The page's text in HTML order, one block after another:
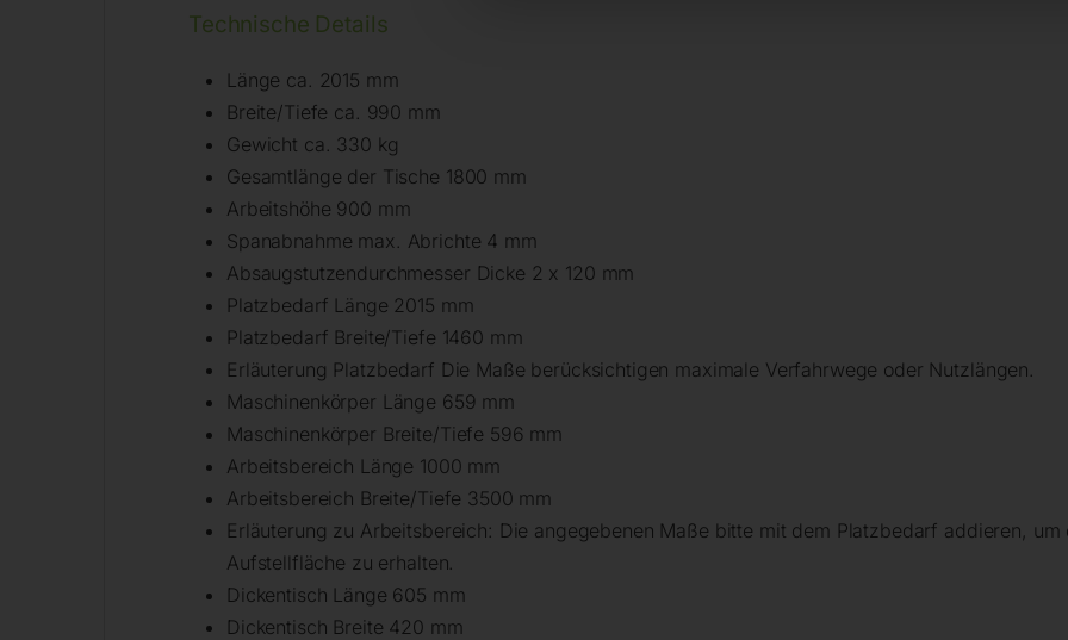
Technische Details
Länge ca. 2015 mm
Breite/Tiefe ca. 990 mm
Gewicht ca. 330 kg
Gesamtlänge der Tische 1800 mm
Arbeitshöhe 900 mm
Spanabnahme max. Abrichte 4 mm
Absaugstutzendurchmesser Dicke 2 x 120 mm
Platzbedarf Länge 2015 mm
Platzbedarf Breite/Tiefe 1460 mm
Erläuterung Platzbedarf Die Maße berücksichtigen maximale Verfahrwege oder Nutzlängen.
Maschinenkörper Länge 659 mm
Maschinenkörper Breite/Tiefe 596 mm
Arbeitsbereich Länge 1000 mm
Arbeitsbereich Breite/Tiefe 3500 mm
Erläuterung zu Arbeitsbereich: Die angegebenen Maße bitte mit dem Platzbedarf addieren,
Aufstellfläche zu erhalten.
Dickentisch Länge 605 mm
Dickentisch Breite 420 mm